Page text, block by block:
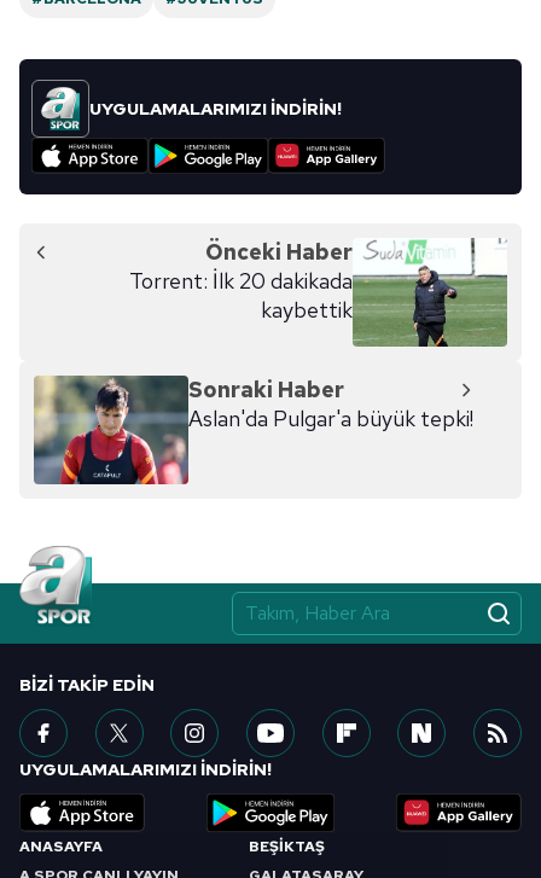
UYGULAMALARIMIZI İNDİRİN!
Önceki Haber
Torrent: İlk 20 dakikada
kaybettik
Sonraki Haber
Aslan'da Pulgar'a büyük tepki!
ANASAYFA
BEŞİKTAŞ
BIZI TAKIP EDIN
UYGULAMALARIMIZI İNDİRİN!